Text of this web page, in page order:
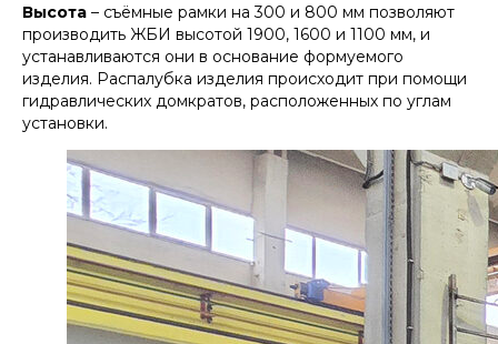
Высота – съёмные рамки на 300 и 800 мм позволяют
производить ЖБИ высотой 1900, 1600 и 1100 мм, и
устанавливаются они в основание формуемого
изделия. Распалубка изделия происходит при помощи
гидравлических домкратов, расположенных по углам
установки.